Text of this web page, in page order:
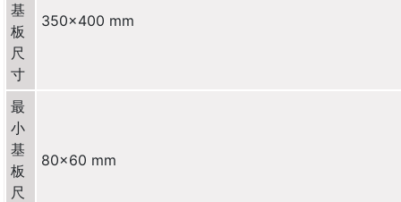
基
板
尺
寸
350×400 mm
最
小
基
板
尺
80×60 mm